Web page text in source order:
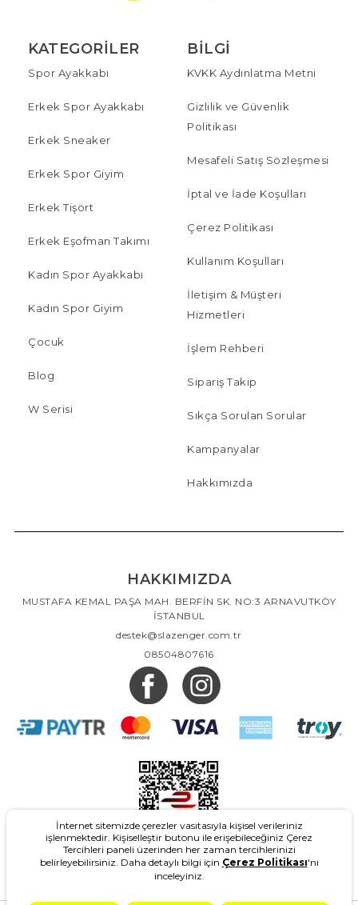
KATEGORILER
Spor Ayakkabı
Erkek Spor Ayakkabı
Erkek Sneaker
Erkek Spor Giyim
Erkek Tişört
Erkek Eşofman Takımı
Kadın Spor Ayakkabı
Kadın Spor Giyim
Çocuk
Blog
W Serisi
BILGI
KVKK Aydınlatma Metni
Gizlilik ve Güvenlik
Politikası
Mesafeli Satış Sözleşmesi
İptal ve İade Koşulları
Çerez Politikası
Kullanım Koşulları
İletişim & Müşteri
Hizmetleri
İşlem Rehberi
Sipariş Takip
Sıkça Sorulan Sorular
Kampanyalar
Hakkımızda
HAKKIMIZDA
MUSTAFA KEMAL PAŞA MAH. BERFİN SK. NO:3 ARNAVUTKÖY
İSTANBUL
destek@slazenger.com.tr
08504807616
- Slazenger.com.tr - Tüm Hakları Saklıdır.
İnternet sitemizde çerezler vasıtasıyla kişisel verileriniz
işlenmektedir. Kişiselleştir butonu ile erişebileceğiniz Çerez
Tercihleri paneli üzerinden her zaman tercihlerinizi
belirleyebilirsiniz. Daha detaylı bilgi için Çerez Politikası'nı
inceleyiniz.